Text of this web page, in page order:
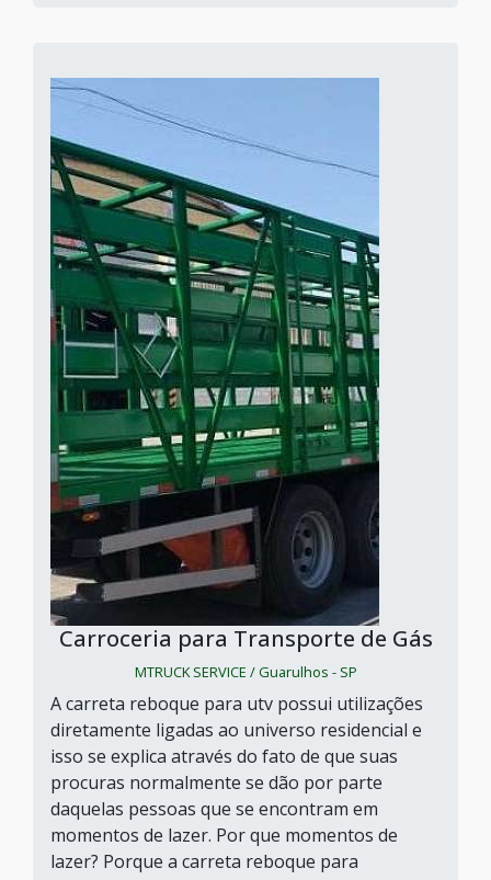
Carroceria para Transporte de Gás
MTRUCK SERVICE / Guarulhos - SP
A carreta reboque para utv possui utilizações
diretamente ligadas ao universo residencial e
isso se explica através do fato de que suas
procuras normalmente se dão por parte
daquelas pessoas que se encontram em
momentos de lazer. Por que momentos de
lazer? Porque a carreta reboque para